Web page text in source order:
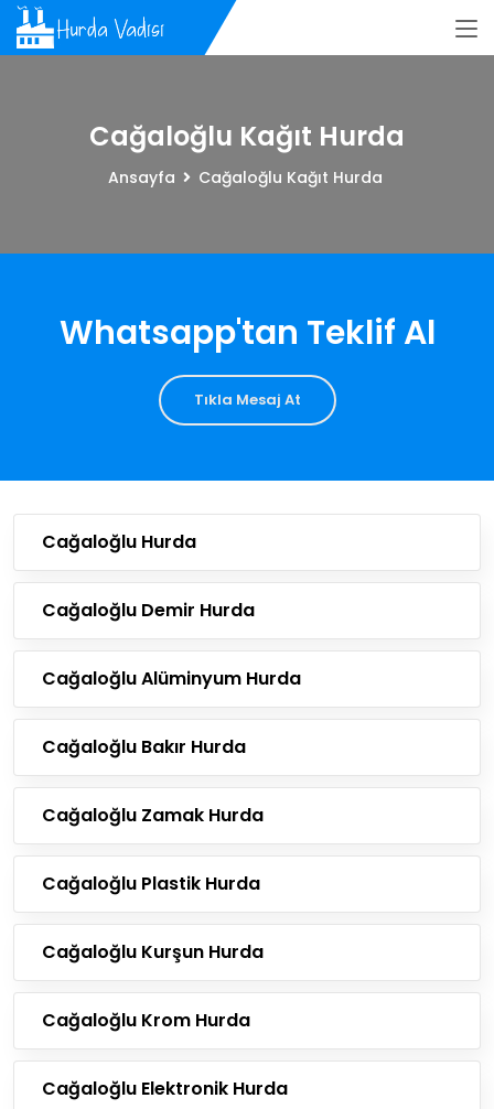
Cağaloğlu Kağıt Hurda
Ansayfa Cağaloğlu Kağıt Hurda
Whatsapp'tan Teklif Al
Tıkla Mesaj At
Cağaloğlu Hurda
Cağaloğlu Demir Hurda
Cağaloğlu Alüminyum Hurda
Cağaloğlu Bakır Hurda
Cağaloğlu Zamak Hurda
Cağaloğlu Plastik Hurda
Cağaloğlu Kurşun Hurda
Cağaloğlu Krom Hurda
Cağaloğlu Elektronik Hurda